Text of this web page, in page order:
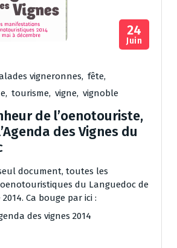
vigneronnes, fête,
, tourisme, vigne, vignoble
24
Juin
de l’oenotouriste,
des Vignes du
document, toutes les
du Languedoc de
Ca bouge par ici :
des vignes 2014